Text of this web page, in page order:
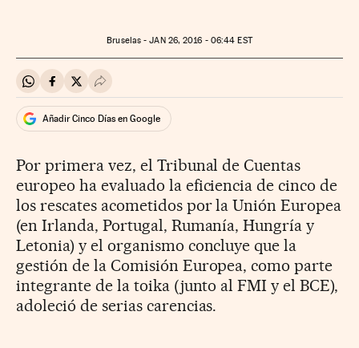
Bruselas -JAN 26, 2016 - 06:44 EST
Compartir en Whatsapp
Compartir en Facebook
Compartir en Twitter
Desplegar Redes Sociales
Añadir Cinco Días en Google
Por primera vez, el Tribunal de Cuentas
europeo ha evaluado la eficiencia de cinco de
los rescates acometidos por la Unión Europea
(en Irlanda, Portugal, Rumanía, Hungría y
Letonia) y el organismo concluye que la
gestión de la Comisión Europea, como parte
integrante de la toika (junto al FMI y el BCE),
adoleció de serias carencias.